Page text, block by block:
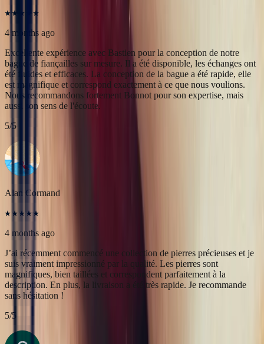
5/5
Alan Cormand
4 months ago
J’ai récemment commencé une collection de pierres précieuses et je
suis vraiment impressionné par la qualité. Les pierres sont
magnifiques, bien taillées et correspondent parfaitement à la
description. En plus, la livraison a été très rapide. Je recommande
Christine Petit
4 months ago
Bastien est à la fois très sympathique et très professionnel. J'ai été